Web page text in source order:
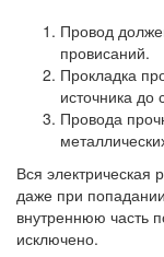
Провод
провисаний.
Прокладка
источника до
Провода
Вся электрическая
даже при
внутреннюю часть
исключено.